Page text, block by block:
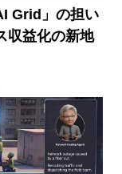
Grid」の担い
益化の新地